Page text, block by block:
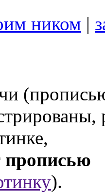
ником |
прописью
).